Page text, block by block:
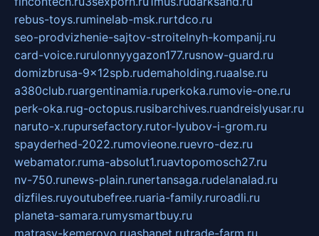
rebus-toys.ruminelab-msk.rurtdco.ru
seo-prodvizhenie-sajtov-stroitelnyh-kompanij.ru
card-voice.rurulonnyygazon177.rusnow-guard.ru
domizbrusa-9x12spb.rudemaholding.ruaalse.ru
a380club.ruargentinamia.ruperkoka.rumovie-one.ru
perk-oka.rug-octopus.rusibarchives.ruandreislyusar.ru
naruto-x.rupursefactory.rutor-lyubov-i-grom.ru
spayderhed-2022.rumovieone.ruevro-dez.ru
webamator.ruma-absolut1.ruavtopomosch27.ru
nv-750.runews-plain.runertansaga.rudelanalad.ru
dizfiles.ruyoutubefree.ruaria-family.ruroadli.ru
planeta-samara.rumysmartbuy.ru
matrasy-kemerovo.ruashanet.rutrade-farm.ru